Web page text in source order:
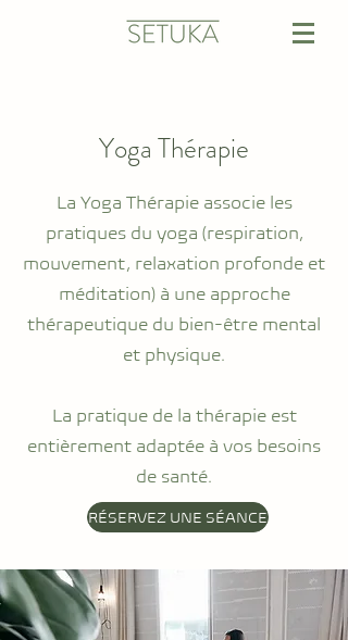
Yoga Thérapie​
La Yoga Thérapie associe les
pratiques du yoga (respiration,
mouvement, relaxation profonde et
méditation) à une approche
thérapeutique du bien-être mental
et physique.
La pratique de la thérapie est
entièrement adaptée à vos besoins
de santé.
RÉSERVEZ UNE SÉANCE